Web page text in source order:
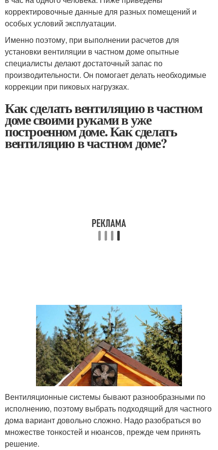
корректировочные данные для разных помещений и
особых условий эксплуатации.
Именно поэтому, при выполнении расчетов для
установки вентиляции в частном доме опытные
специалисты делают достаточный запас по
производительности. Он помогает делать необходимые
коррекции при пиковых нагрузках.
Как сделать вентиляцию в частном
доме своими руками в уже
построенном доме. Как сделать
вентиляцию в частном доме?
Вентиляционные системы бывают разнообразными по
исполнению, поэтому выбрать подходящий для частного
дома вариант довольно сложно. Надо разобраться во
множестве тонкостей и нюансов, прежде чем принять
решение.